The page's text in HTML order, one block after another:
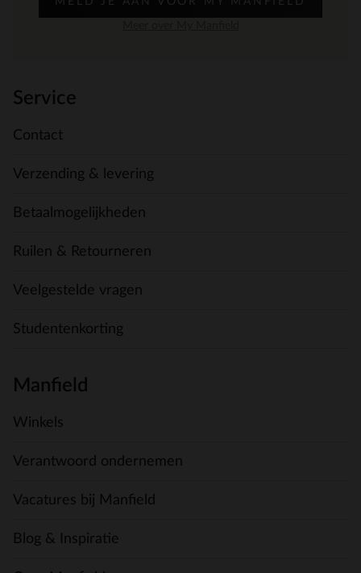
Service
Contact
Verzending & levering
Betaalmogelijkheden
Ruilen & Retourneren
Veelgestelde vragen
Studentenkorting
Manfield
Winkels
Verantwoord ondernemen
Vacatures bij Manfield
Blog & Inspiratie